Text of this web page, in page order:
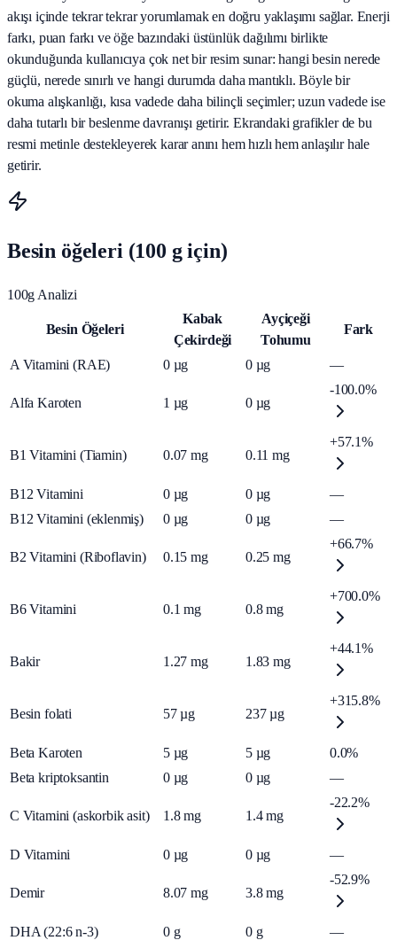
akışı içinde tekrar tekrar yorumlamak en doğru yaklaşımı sağlar. Enerji
farkı, puan farkı ve öğe bazındaki üstünlük dağılımı birlikte
okunduğunda kullanıcıya çok net bir resim sunar: hangi besin nerede
güçlü, nerede sınırlı ve hangi durumda daha mantıklı. Böyle bir
okuma alışkanlığı, kısa vadede daha bilinçli seçimler; uzun vadede ise
daha tutarlı bir beslenme davranışı getirir. Ekrandaki grafikler de bu
resmi metinle destekleyerek karar anını hem hızlı hem anlaşılır hale
getirir.
Besin öğeleri (100 g için)
100g Analizi
Besin Öğeleri
Kabak
Çekirdeği
Ayçiçeği
Tohumu
Fark
A Vitamini (RAE) 0 µg 0 µg —
Alfa Karoten 1 µg 0 µg
-100.0%
B1 Vitamini (Tiamin) 0.07 mg 0.11 mg
+57.1%
B12 Vitamini 0 µg 0 µg
—
B12 Vitamini (eklenmiş)
0 µg 0 µg —
B2 Vitamini (Riboflavin) 0.15 mg 0.25 mg
+66.7%
B6 Vitamini 0.1 mg 0.8 mg
+700.0%
Bakir 1.27 mg 1.83 mg
+44.1%
Besin folati 57 µg 237 µg
+315.8%
Beta Karoten 5 µg 5 µg
0.0%
Beta kriptoksantin
0 µg 0 µg —
C Vitamini (askorbik asit) 1.8 mg 1.4 mg
-22.2%
D Vitamini 0 µg 0 µg —
Demir 8.07 mg 3.8 mg
-52.9%
DHA (22:6 n-3) 0 g 0 g —